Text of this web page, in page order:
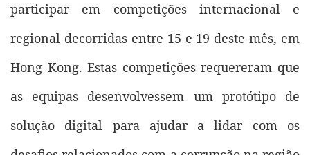
participar em competições internacional e
regional decorridas entre 15 e 19 deste mês, em
Hong Kong. Estas competições requereram que
as equipas desenvolvessem um protótipo de
solução digital para ajudar a lidar com os